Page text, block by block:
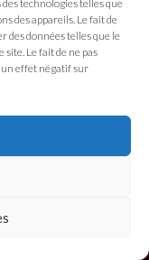
technologies telles que
des appareils. Le fait de
des données telles que le
Le fait de ne pas
effet négatif sur